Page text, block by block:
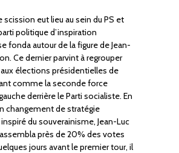
scission eut lieu au sein du PS et
politique d’inspiration
fonda autour de la figure de Jean-
Ce dernier parvint à regrouper
aux élections présidentielles de
comme la seconde force
derrière le Parti socialiste. En
changement de stratégie
du souverainisme, Jean-Luc
près de 20% des votes
jours avant le premier tour, il